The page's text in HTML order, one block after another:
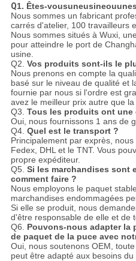
Q1. Êtes-
Nous sommes un fabricant
carrés d'atelier, 100 travailleurs
Nous sommes situés à Wuxi,
pour atteindre le port de
usine.
Q2. Vos produits sont-ils le
Nous prenons en compte la
basé sur le niveau de qualité et
fournie par nous si l'ordre est
avez le meilleur prix autre que la
Q3. Tous les produits ont une
Oui, nous fournissons 1 ans de
Q4. Quel est le transport ?
Principalement par exprès,
Fedex, DHL et le TNT. Vous
propre expéditeur.
Q5. Si les marchandises sont
comment faire ?
Nous employons le paquet
marchandises endommagées
Si elle se produit, nous
d'être responsable de elle et de
Q6. Pouvons-nous adapter la
de paquet de la puce avec
Oui, nous soutenons OEM,
peut être adapté aux besoins du